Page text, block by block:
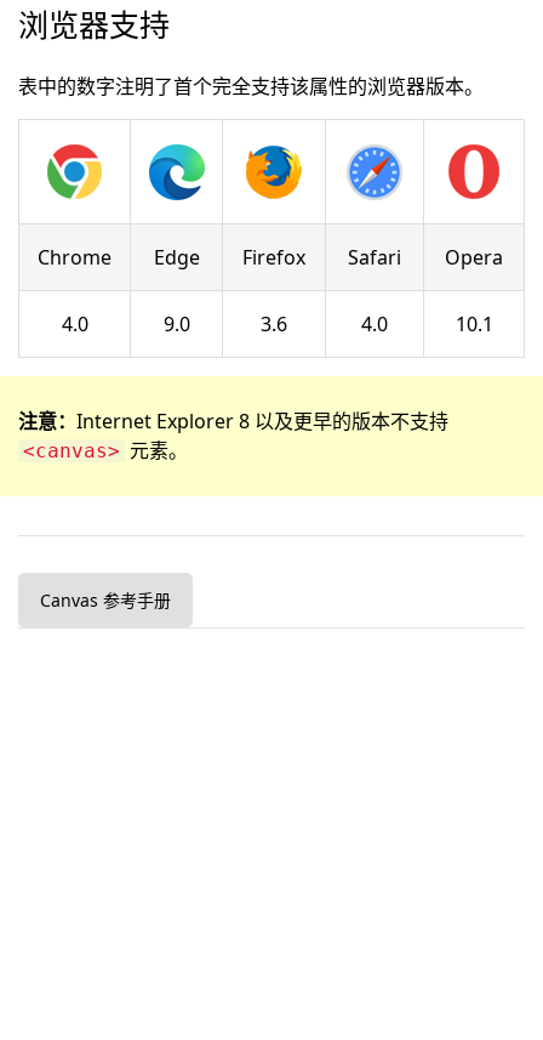
浏览器支持
表中的数字注明了首个完全支持该属性的浏览器版本。
Chrome Edge Firefox Safari Opera
4.0 9.0 3.6 4.0 10.1
注意： Internet Explorer 8 以及更早的版本不支持
<canvas> 元素。
Canvas 参考手册